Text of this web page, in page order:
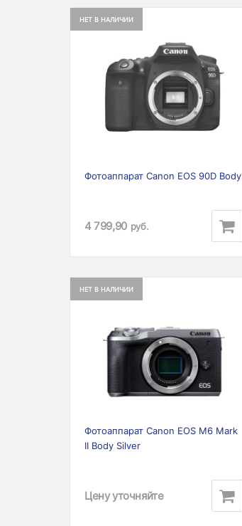
НЕТ В НАЛИЧИИ
Previous
Фотоаппарат Canon EOS 90D Body
4 799,90 руб.
НЕТ В НАЛИЧИИ
Previous
Фотоаппарат Canon EOS M6 Mark
II Body Silver
Цену уточняйте